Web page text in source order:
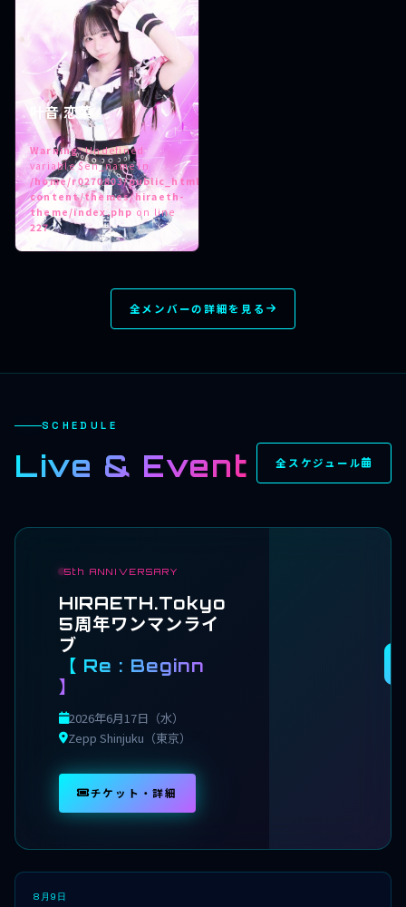
叶音 恋菜
Warning: Undefined
variable $en_name in
/home/r0270803/public_html/hiraeth.tokyo/wp-
content/themes/hiraeth-
theme/index.phpon line
227
全メンバーの詳細を見る
SCHEDULE
Live & Event 全スケジュール
5th ANNIVERSARY
HIRAETH.Tokyo
5周年ワンマンライ
ブ
【 Re : Beginn
】
2026年6月17日（水）
Zepp Shinjuku（東京）
チケット・詳細
8月9日